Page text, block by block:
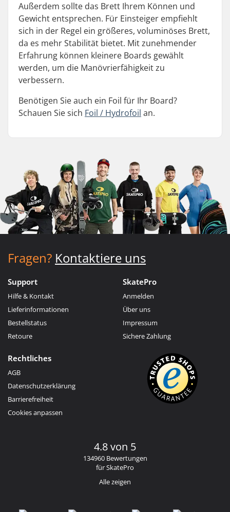
Außerdem sollte das Brett Ihrem Können und
Gewicht entsprechen. Für Einsteiger empfiehlt
sich in der Regel ein größeres, voluminöses Brett,
da es mehr Stabilität bietet. Mit zunehmender
Erfahrung können kleinere Boards gewählt
werden, um die Manövrierfähigkeit zu
verbessern.
Benötigen Sie auch ein Foil für Ihr Board?
Schauen Sie sich Foil / Hydrofoil an.
Fragen? Kontaktiere uns
Support
Hilfe & Kontakt
Lieferinformationen
Bestellstatus
Retoure
SkatePro
Anmelden
Über uns
Impressum
Sichere Zahlung
Rechtliches
AGB
Datenschutzerklärung
Barrierefreiheit
Cookies anpassen
4.8 von 5
134960 Bewertungen
für SkatePro
Alle zeigen